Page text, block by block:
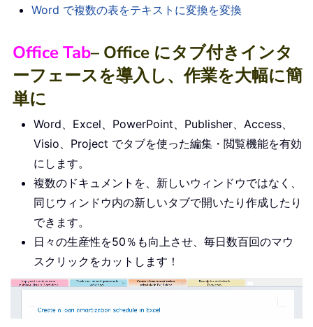
Word で複数の表をテキストに変換を変換
Office Tab– Office にタブ付きインタ
ーフェースを導入し、作業を大幅に簡
単に
Word、Excel、PowerPoint、Publisher、Access、
Visio、Project でタブを使った編集・閲覧機能を有効
にします。
複数のドキュメントを、新しいウィンドウではなく、
同じウィンドウ内の新しいタブで開いたり作成したり
できます。
日々の生産性を50％も向上させ、毎日数百回のマウ
スクリックをカットします！